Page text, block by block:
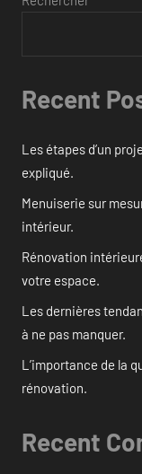
Recent
Les étapes d’un
expliqué.
Menuiserie sur
intérieur.
Rénovation
votre espace.
Les dernières
à ne pas manquer.
L’importance de la
rénovation.
Recent